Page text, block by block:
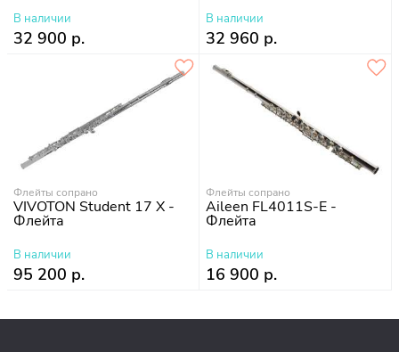
В наличии
32 900 р.
В наличии
32 960 р.
Флейты сопрано
VIVOTON Student 17 Х -
Флейта
В наличии
95 200 р.
Флейты сопрано
Aileen FL4011S-E -
Флейта
В наличии
16 900 р.